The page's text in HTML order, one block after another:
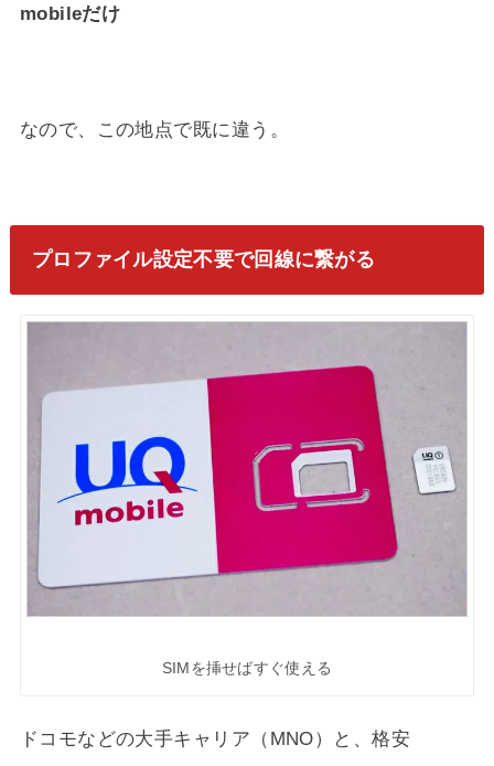
mobileだけ
なので、この地点で既に違う。
プロファイル設定不要で回線に繋がる
SIMを挿せばすぐ使える
ドコモなどの大手キャリア（MNO）と、格安